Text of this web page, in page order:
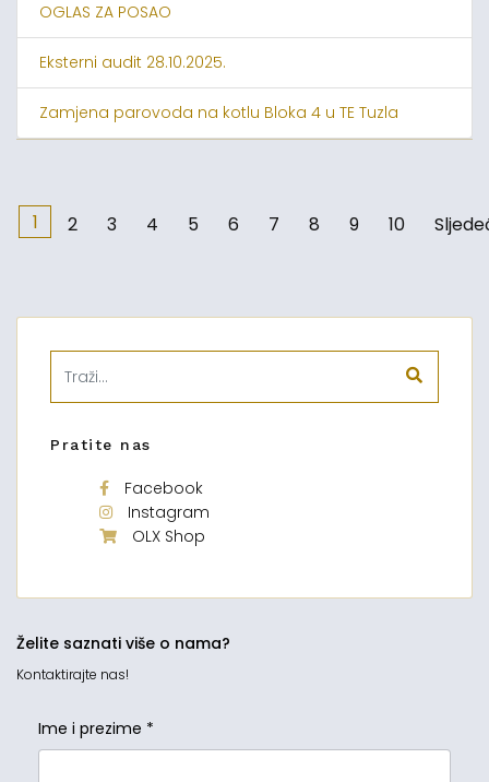
OGLAS ZA POSAO
Eksterni audit 28.10.2025.
Zamjena parovoda na kotlu Bloka 4 u TE Tuzla
1 2 3 4 5 6 7 8 9 10
Pratite nas
Facebook
Instagram
OLX Shop
Želite saznati više o nama?
Kontaktirajte nas!
Ime i prezime *